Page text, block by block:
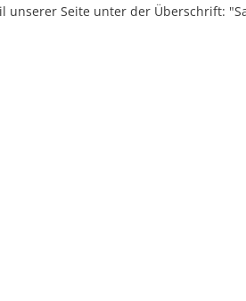
Seite unter der Überschrift: